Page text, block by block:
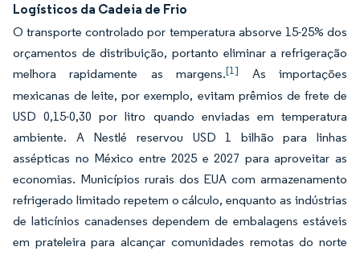
Logísticos da Cadeia de Frio
O transporte controlado por temperatura absorve 15-25% dos
orçamentos de distribuição, portanto eliminar a refrigeração
melhora rapidamente as margens.[1]
As importações
mexicanas de leite, por exemplo, evitam prêmios de frete de
USD 0,15-0,30 por litro quando enviadas em temperatura
ambiente. A Nestlé reservou USD 1 bilhão para linhas
assépticas no México entre 2025 e 2027 para aproveitar as
economias. Municípios rurais dos EUA com armazenamento
refrigerado limitado repetem o cálculo, enquanto as indústrias
de laticínios canadenses dependem de embalagens estáveis
em prateleira para alcançar comunidades remotas do norte